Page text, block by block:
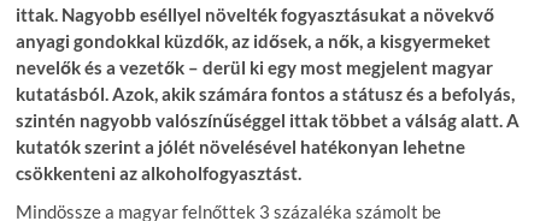
ittak. Nagyobb eséllyel növelték fogyasztásukat a növekvő
anyagi gondokkal küzdők, az idősek, a nők, a kisgyermeket
nevelők és a vezetők – derül ki egy most megjelent magyar
kutatásból. Azok, akik számára fontos a státusz és a befolyás,
szintén nagyobb valószínűséggel ittak többet a válság alatt. A
kutatók szerint a jólét növelésével hatékonyan lehetne
csökkenteni az alkoholfogyasztást.
Mindössze a magyar felnőttek 3 százaléka számolt be